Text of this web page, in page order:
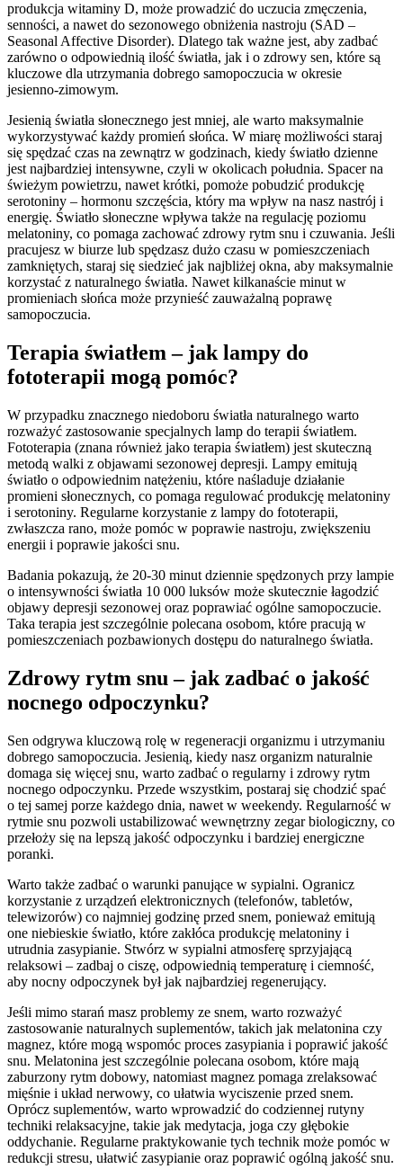
produkcja witaminy D, może prowadzić do uczucia zmęczenia,
senności, a nawet do sezonowego obniżenia nastroju (SAD –
Seasonal Affective Disorder). Dlatego tak ważne jest, aby zadbać
zarówno o odpowiednią ilość światła, jak i o zdrowy sen, które są
kluczowe dla utrzymania dobrego samopoczucia w okresie
jesienno-zimowym.
Jesienią światła słonecznego jest mniej, ale warto maksymalnie
wykorzystywać każdy promień słońca. W miarę możliwości staraj
się spędzać czas na zewnątrz w godzinach, kiedy światło dzienne
jest najbardziej intensywne, czyli w okolicach południa. Spacer na
świeżym powietrzu, nawet krótki, pomoże pobudzić produkcję
serotoniny – hormonu szczęścia, który ma wpływ na nasz nastrój i
energię. Światło słoneczne wpływa także na regulację poziomu
melatoniny, co pomaga zachować zdrowy rytm snu i czuwania. Jeśli
pracujesz w biurze lub spędzasz dużo czasu w pomieszczeniach
zamkniętych, staraj się siedzieć jak najbliżej okna, aby maksymalnie
korzystać z naturalnego światła. Nawet kilkanaście minut w
promieniach słońca może przynieść zauważalną poprawę
samopoczucia.
Terapia światłem – jak lampy do
fototerapii mogą pomóc?
W przypadku znacznego niedoboru światła naturalnego warto
rozważyć zastosowanie specjalnych lamp do terapii światłem.
Fototerapia (znana również jako terapia światłem) jest skuteczną
metodą walki z objawami sezonowej depresji. Lampy emitują
światło o odpowiednim natężeniu, które naśladuje działanie
promieni słonecznych, co pomaga regulować produkcję melatoniny
i serotoniny. Regularne korzystanie z lampy do fototerapii,
zwłaszcza rano, może pomóc w poprawie nastroju, zwiększeniu
energii i poprawie jakości snu.
Badania pokazują, że 20-30 minut dziennie spędzonych przy lampie
o intensywności światła 10 000 luksów może skutecznie łagodzić
objawy depresji sezonowej oraz poprawiać ogólne samopoczucie.
Taka terapia jest szczególnie polecana osobom, które pracują w
pomieszczeniach pozbawionych dostępu do naturalnego światła.
Zdrowy rytm snu – jak zadbać o jakość
nocnego odpoczynku?
Sen odgrywa kluczową rolę w regeneracji organizmu i utrzymaniu
dobrego samopoczucia. Jesienią, kiedy nasz organizm naturalnie
domaga się więcej snu, warto zadbać o regularny i zdrowy rytm
nocnego odpoczynku. Przede wszystkim, postaraj się chodzić spać
o tej samej porze każdego dnia, nawet w weekendy. Regularność w
rytmie snu pozwoli ustabilizować wewnętrzny zegar biologiczny, co
przełoży się na lepszą jakość odpoczynku i bardziej energiczne
poranki.
Warto także zadbać o warunki panujące w sypialni. Ogranicz
korzystanie z urządzeń elektronicznych (telefonów, tabletów,
telewizorów) co najmniej godzinę przed snem, ponieważ emitują
one niebieskie światło, które zakłóca produkcję melatoniny i
utrudnia zasypianie. Stwórz w sypialni atmosferę sprzyjającą
relaksowi – zadbaj o ciszę, odpowiednią temperaturę i ciemność,
aby nocny odpoczynek był jak najbardziej regenerujący.
Jeśli mimo starań masz problemy ze snem, warto rozważyć
zastosowanie naturalnych suplementów, takich jak melatonina czy
magnez, które mogą wspomóc proces zasypiania i poprawić jakość
snu. Melatonina jest szczególnie polecana osobom, które mają
zaburzony rytm dobowy, natomiast magnez pomaga zrelaksować
mięśnie i układ nerwowy, co ułatwia wyciszenie przed snem.
Oprócz suplementów, warto wprowadzić do codziennej rutyny
techniki relaksacyjne, takie jak medytacja, joga czy głębokie
oddychanie. Regularne praktykowanie tych technik może pomóc w
redukcji stresu, ułatwić zasypianie oraz poprawić ogólną jakość snu.